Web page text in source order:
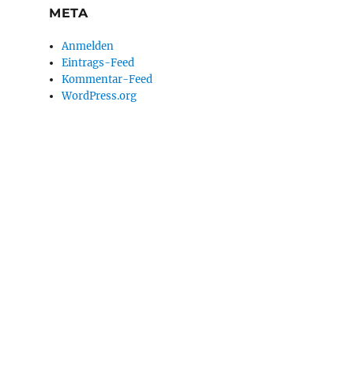
META
Anmelden
Eintrags-Feed
Kommentar-Feed
WordPress.org